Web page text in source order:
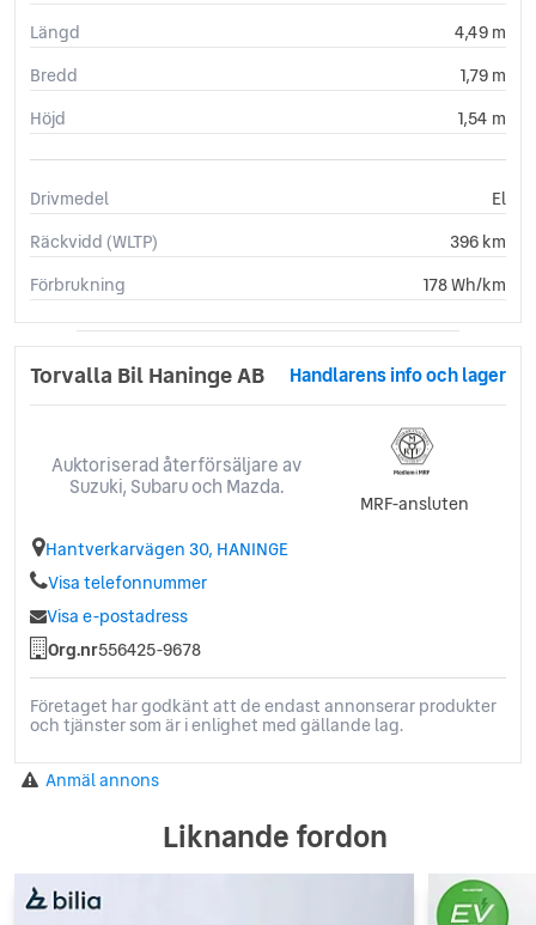
Längd
4,49 m
Bredd
1,79 m
Höjd
1,54 m
Drivmedel
El
Räckvidd (WLTP)
396 km
Förbrukning
178 Wh/km
Torvalla Bil Haninge AB Handlarens info och lager
Auktoriserad återförsäljare av
Suzuki, Subaru och Mazda.
MRF-ansluten
Hantverkarvägen 30, HANINGE
Visa telefonnummer
Visa e-postadress
Org.nr556425-9678
Företaget har godkänt att de endast annonserar produkter
och tjänster som är i enlighet med gällande lag.
Anmäl annons
Liknande fordon